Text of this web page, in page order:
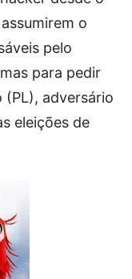
o
pelo
para pedir
adversário
eleições de